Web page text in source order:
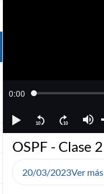
OSPF - Clase 2
20/03/2023Ver más